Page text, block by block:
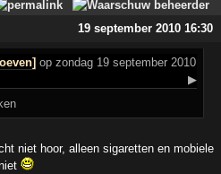
19 september 2010 16:30
op zondag 19 september 2010
▶
niet hoor, alleen sigaretten en mobiele